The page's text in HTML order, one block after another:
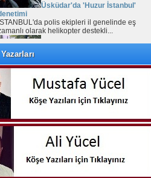
Üsküdar'da 'Huzur İstanbul'
polis ekipleri il genelinde eş
olarak helikopter destekli...
Avcılar’da çocuk parkında
bir çocuk parkında yetişkinler
çıkan kavga, çevredekiler...
Bahçelievler'de minibüste,
olduğu şoförü vurup kaçtı
husumetli olduğu şoförü
bacağından vurdu. Şoför...